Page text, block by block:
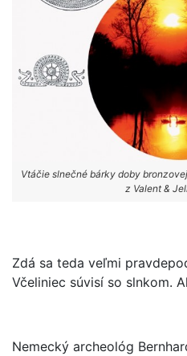
Vtáčie slnečné bárky doby
z Valent &
Zdá sa teda veľmi
Včeliniec súvisí so slnkom.
Nemecký archeológ